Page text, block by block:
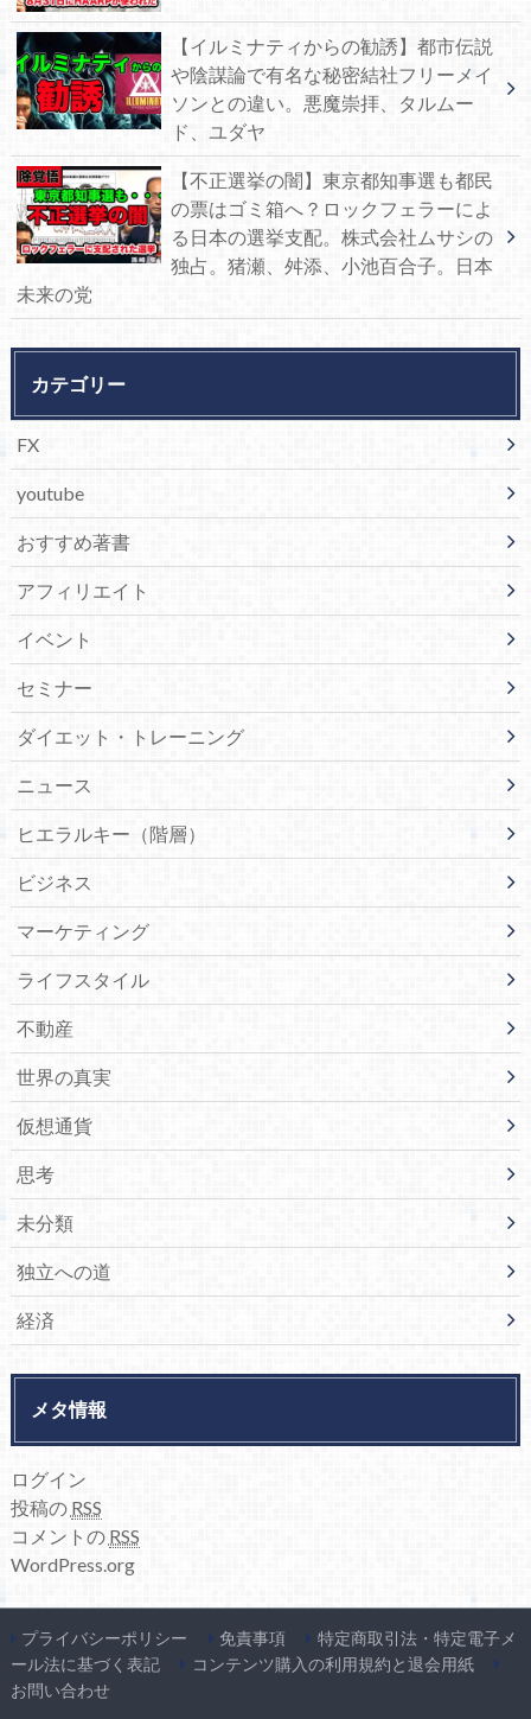
【イルミナティからの勧誘】都市伝説
や陰謀論で有名な秘密結社フリーメイ
ソンとの違い。悪魔崇拝、タルムー
ド、ユダヤ
【不正選挙の闇】東京都知事選も都民
の票はゴミ箱へ？ロックフェラーによ
る日本の選挙支配。株式会社ムサシの
独占。猪瀬、舛添、小池百合子。日本
未来の党
カテゴリー
FX
youtube
おすすめ著書
アフィリエイト
イベント
セミナー
ダイエット・トレーニング
ニュース
ヒエラルキー（階層）
ビジネス
マーケティング
ライフスタイル
不動産
世界の真実
仮想通貨
思考
未分類
独立への道
経済
メタ情報
ログイン
投稿の RSS
コメントの RSS
WordPress.org
プライバシーポリシー 免責事項
特定商取引法・特定電子メ
ール法に基づく表記
コンテンツ購入の利用規約と退会用紙
お問い合わせ